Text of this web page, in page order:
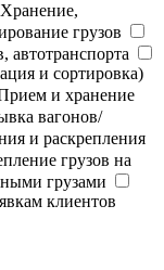
Хранение,
грузов
автотранспорта
и сортировка)
и хранение
вагонов/
и раскрепления
грузов на
грузами
клиентов